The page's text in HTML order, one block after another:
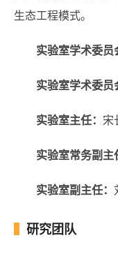
生态工程模式。
实验室学术委员
实验室学术委员
实验室主任： 宋
实验室常务副主
实验室副主任：
研究团队